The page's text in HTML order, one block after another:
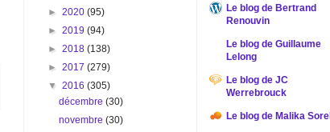
► 2020 (95)
► 2019 (94)
► 2018 (138)
► 2017 (279)
▼ 2016 (305)
décembre(30)
novembre(30)
Le blog de Bertrand
Renouvin
Le blog de Guillaume
Lelong
Le blog de JC
Werrebrouck
Le blog de Malika Sorel